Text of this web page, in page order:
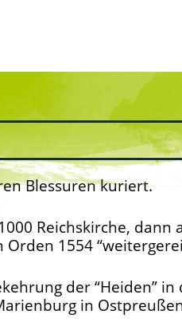
Blessuren kuriert.
Reichskirche, dann
1554
der “Heiden” in
in